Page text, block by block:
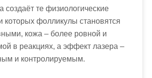
создаёт те физиологические
которых фолликулы становятся
кожа – более ровной и
в реакциях, а эффект лазера –
и контролируемым.